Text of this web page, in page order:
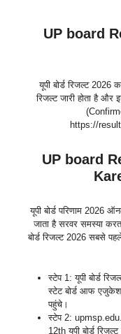
UP board
यूपी बोर्ड रिजल्ट
रिजल्ट जारी होता है
https://
UP board
यूपी बोर्ड परिणाम 2026
जाता है सरवर समस्या
बोर्ड रिजल्ट 2026 सबसे
स्टेप 1: यूपी बोर्ड
स्टेट बोर्ड आफ
पहुंचे।
स्टेप 2:
12th यूपी बोर्ड